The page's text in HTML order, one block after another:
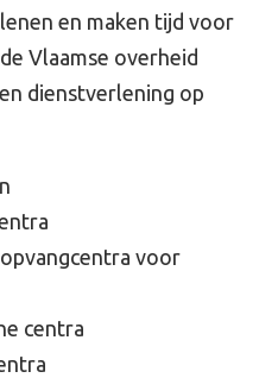
en maken tijd voor
Vlaamse overheid
dienstverlening op
voor
centra